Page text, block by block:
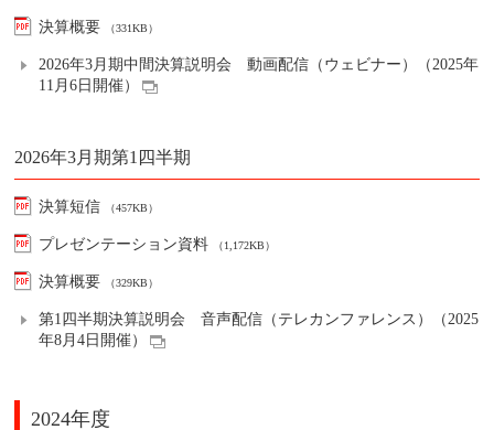
決算概要 （331KB）
2026年3月期中間決算説明会 動画配信（ウェビナー）（2025年
11月6日開催）
2026年3月期第1四半期
決算短信 （457KB）
プレゼンテーション資料 （1,172KB）
決算概要 （329KB）
第1四半期決算説明会 音声配信（テレカンファレンス）（2025
年8月4日開催）
2024年度